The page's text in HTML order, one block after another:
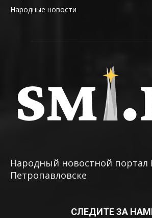
Народные новости
Народный новостной портал
Петропавловске
СЛЕДИТЕ ЗА